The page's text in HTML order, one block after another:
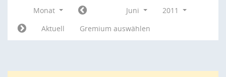
Monat Juni
2011
Aktuell
Gremium auswählen